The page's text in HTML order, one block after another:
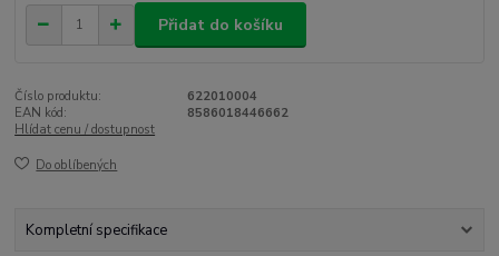
Přidat do košíku
Číslo produktu:
622010004
EAN kód:
8586018446662
Hlídat cenu / dostupnost
Do oblíbených
Kompletní specifikace